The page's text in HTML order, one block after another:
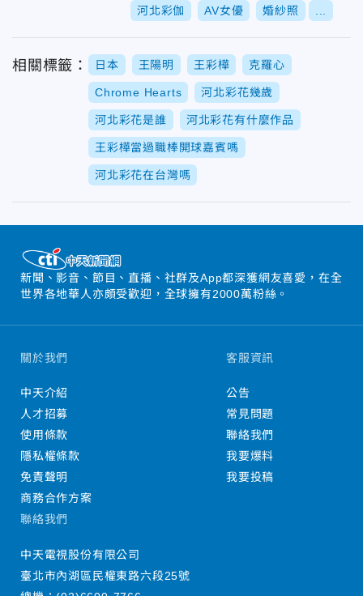
河北彩伽 AV女優 婚紗照
相關標籤： 日本 王陽明 王彩樺 克羅心
Chrome Hearts 河北彩花幾歲
河北彩花是誰 河北彩花有什麼作品
王彩樺當過職棒開球嘉賓嗎
河北彩花在台灣嗎
新聞、影音、節目、直播、社群及App都深獲網友喜愛，在全
世界各地華人亦頗受歡迎，全球擁有2000萬粉絲。
關於我們
中天介紹
人才招募
使用條款
隱私權條款
免責聲明
商務合作方案
客服資訊
公告
常見問題
聯絡我們
我要爆料
我要投稿
聯絡我們
中天電視股份有限公司
臺北市內湖區民權東路六段25號